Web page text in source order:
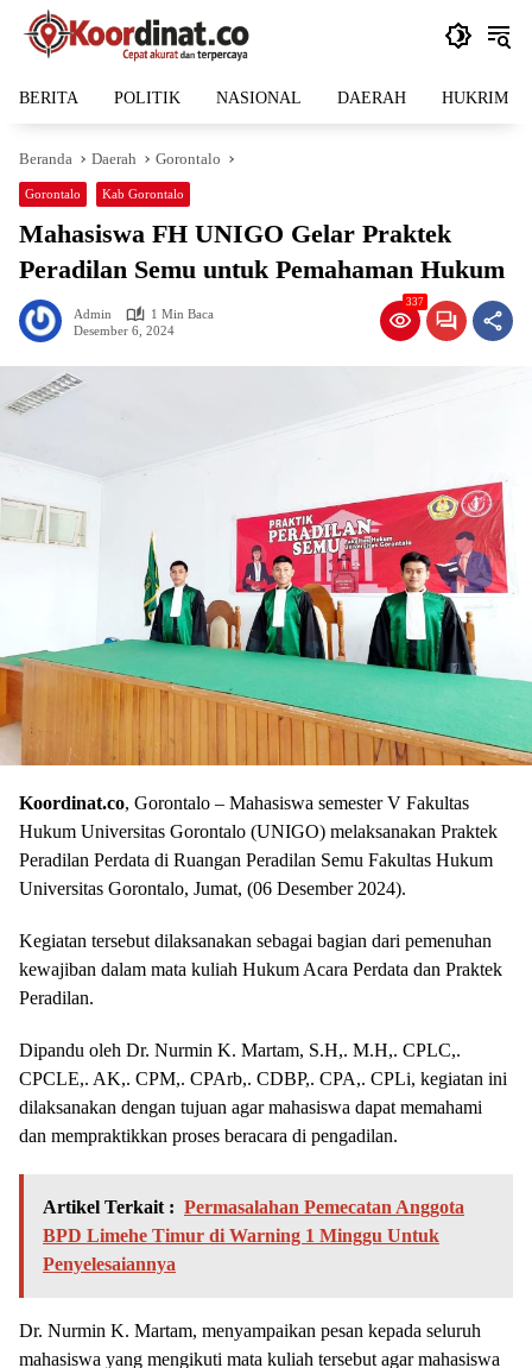
Langsung
BERITA POLITIK NASIONAL DAERAH HUKRIM
Beranda Daerah Gorontalo
Gorontalo Kab Gorontalo
Mahasiswa FH UNIGO Gelar Praktek
Peradilan Semu untuk Pemahaman Hukum
Admin
1 Min Baca
Desember 6, 2024
337
Koordinat.co, Gorontalo – Mahasiswa semester V Fakultas
Hukum Universitas Gorontalo (UNIGO) melaksanakan Praktek
Peradilan Perdata di Ruangan Peradilan Semu Fakultas Hukum
Universitas Gorontalo, Jumat, (06 Desember 2024).
Kegiatan tersebut dilaksanakan sebagai bagian dari pemenuhan
kewajiban dalam mata kuliah Hukum Acara Perdata dan Praktek
Peradilan.
Dipandu oleh Dr. Nurmin K. Martam, S.H,. M.H,. CPLC,.
CPCLE,. AK,. CPM,. CPArb,. CDBP,. CPA,. CPLi, kegiatan ini
dilaksanakan dengan tujuan agar mahasiswa dapat memahami
dan mempraktikkan proses beracara di pengadilan.
Artikel Terkait : Permasalahan Pemecatan Anggota
BPD Limehe Timur di Warning 1 Minggu Untuk
Penyelesaiannya
Dr. Nurmin K. Martam, menyampaikan pesan kepada seluruh
mahasiswa yang mengikuti mata kuliah tersebut agar mahasiswa